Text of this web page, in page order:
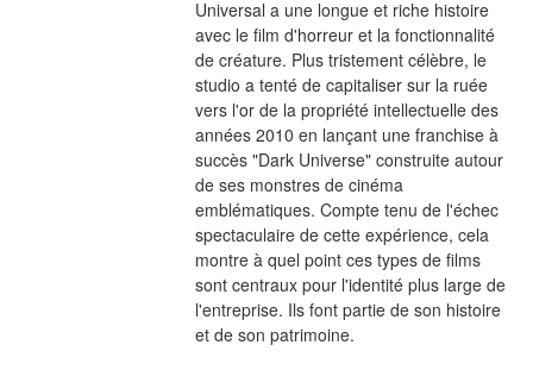
Universal a une longue et riche histoire
avec le film d'horreur et la fonctionnalité
de créature. Plus tristement célèbre, le
studio a tenté de capitaliser sur la ruée
vers l'or de la propriété intellectuelle des
années 2010 en lançant une franchise à
succès "Dark Universe" construite autour
de ses monstres de cinéma
emblématiques. Compte tenu de l'échec
spectaculaire de cette expérience, cela
montre à quel point ces types de films
sont centraux pour l'identité plus large de
l'entreprise. Ils font partie de son histoire
et de son patrimoine.